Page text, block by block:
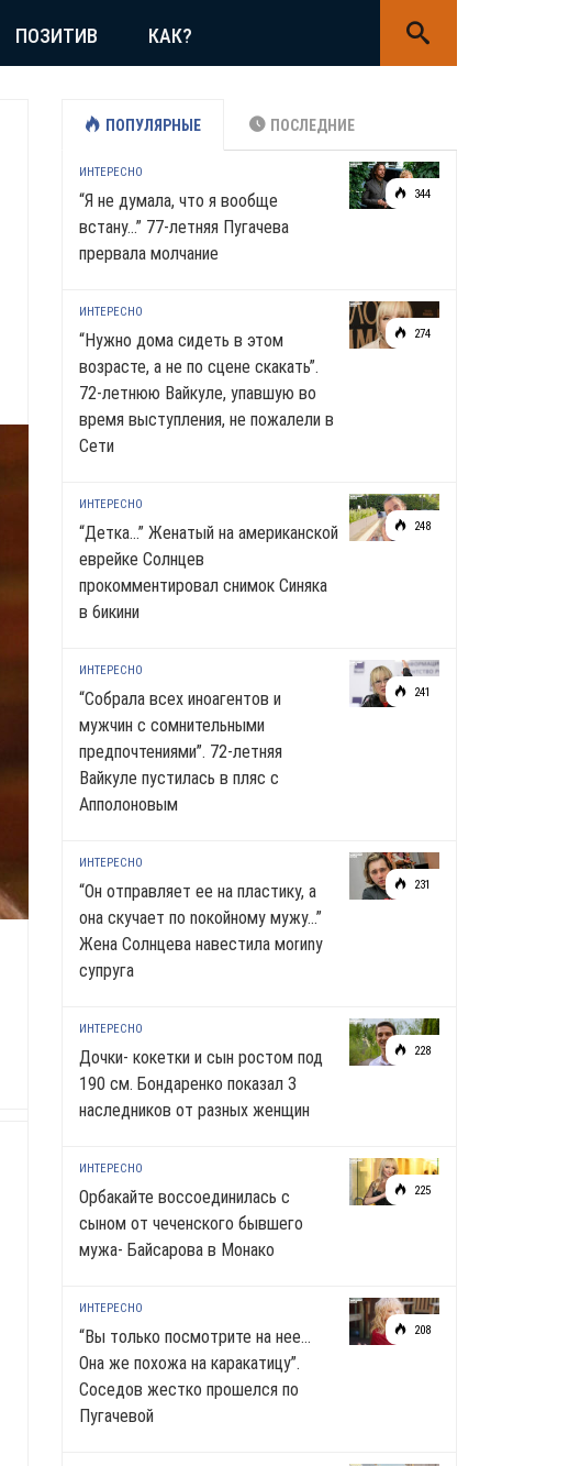
ПОЗИТИВ КАК?
ПОПУЛЯРНЫЕ ПОСЛЕДНИЕ
344
ИНТЕРЕСНО
“Я не думала, что я вообще
встану…” 77-летняя Пугачева
прервала молчание
274
ИНТЕРЕСНО
“Нужно дома сидеть в этом
возрасте, а не по сцене скакать”.
72-летнюю Вайкуле, упавшую во
время выступления, не пожалели в
Сети
248
ИНТЕРЕСНО
“Детка…” Женатый на американской
еврейке Солнцев
прокомментировал снимок Синяка
в 6икини
241
ИНТЕРЕСНО
“Собрала всех иноагентов и
мужчин с сомнительными
предпочтениями”. 72-летняя
Вайкуле пустилась в пляс с
Апполоновым
231
ИНТЕРЕСНО
“Он отправляет ее на пластику, а
она скучает по noкoйномy мужу…”
Жена Солнцева навестила моrиnу
супруга
228
ИНТЕРЕСНО
Дочки- кокетки и сын ростом под
190 см. Бондаренко показал 3
наследников от разных женщин
225
ИНТЕРЕСНО
Орбакайте воссоединилась с
сыном от чеченского бывшего
мужа- Байсарова в Монако
208
ИНТЕРЕСНО
“Вы только посмотрите на нее…
Она же похожа на каракатицу”.
Соседов жестко прошелся по
Пугачевой